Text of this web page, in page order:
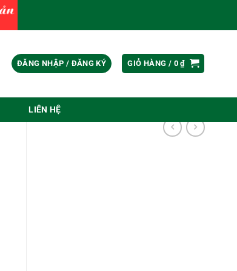
ĐĂNG NHẬP / ĐĂNG KÝ GIỎ HÀNG / 0₫
LIÊN HỆ